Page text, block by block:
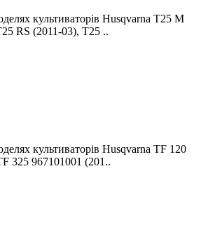
культиваторів Husqvarna T25 M
RS (2011-03), T25 ..
культиваторів Husqvarna TF 120
325 967101001 (201..